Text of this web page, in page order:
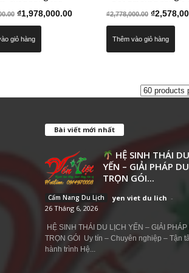
Giá
gốc
là:
₫1,978,000.00Giá
giỏ hàng
₫2,778,000.00 Giá
gốc
là:
₫
Thêm vào giỏ hàng
Bài viết mới nhất
HỆ SINH THÁI
YẾN – GIẢI PHÁP
TRỌN GÓI...
Cẩm Nang Du Lịch yen viet du lich -
26 Tháng 6, 2026
HỆ SINH THÁI DU LỊCH YẾN – GIẢI
TRỌN GÓI Uy tín – Chuyên nghiệp – Tận
hành trình Hệ...